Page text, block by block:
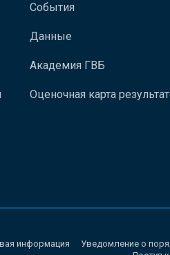
События
Данные
Академия ГВБ
Оценочная карта
информация Уведомление о